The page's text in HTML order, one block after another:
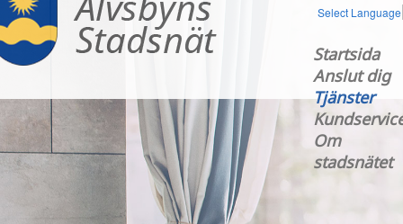
Startsida
Anslut dig
Tjänster
Om
stadsnätet
Select Language